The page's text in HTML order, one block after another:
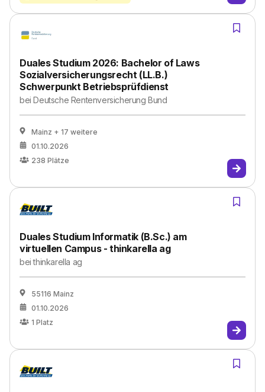
Duales Studium 2026: Bachelor of Laws
Sozialversicherungsrecht (LL.B.)
Schwerpunkt Betriebsprüfdienst
beiDeutsche Rentenversicherung Bund
Mainz + 17 weitere
01.10.2026
238 Plätze
Duales Studium Informatik (B.Sc.) am
virtuellen Campus - thinkarella ag
beithinkarella ag
55116 Mainz
01.10.2026
1 Platz